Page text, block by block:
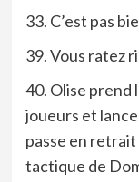
33. C’est pas
39. Vous ratez
40. Olise prend
joueurs et
passe en retrait
tactique de